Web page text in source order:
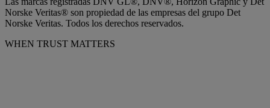
Norske Veritas® son propiedad de las empresas del grupo Det
Norske Veritas. Todos los derechos reservados.
WHEN TRUST MATTERS